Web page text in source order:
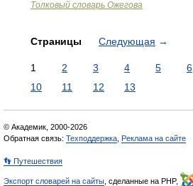
Толковый словарь Ожегова
Страницы Следующая →
1 2 3 4 5 6
10
11 12 13
© Академик, 2000-2026
Обратная связь: Техподдержка Реклама на сайте
👣 Путешествия
Экспорт словарей на сайты , сделанные на PHP,